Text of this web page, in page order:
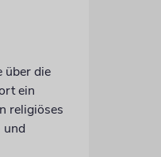
über die
ein
religiöses
und